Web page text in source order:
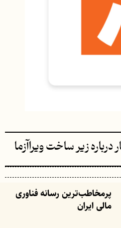
زیر ساخت ویراآزما
پرمخاطب‌ترین رسانه فناوری
مالی ایران